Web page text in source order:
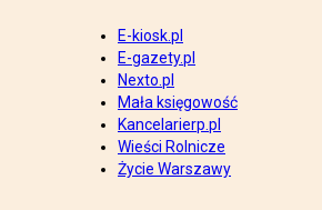
E-kiosk.pl
E-gazety.pl
Nexto.pl
Mała księgowość
Kancelarierp.pl
Wieści Rolnicze
Życie Warszawy